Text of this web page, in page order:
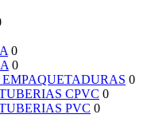
0
0
0
CPVC 0
PVC 0